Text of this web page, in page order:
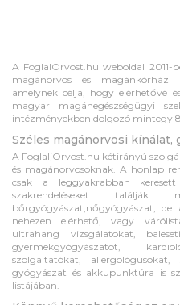
A FoglalOrvost.hu weboldal 2011-
magánorvos és magánkórházi
amelynek célja, hogy elérhetővé
magyar magánegészségügyi
intézményekben dolgozó mintegy
Széles magánorvosi kínálat,
A FoglaljOrvost.hu kétirányú
és magánorvosoknak. A honlap
csak a leggyakrabban
szakrendeléseket
bőrgyógyászat,nőgyógyászat, de
nehezen elérhető, vagy
ultrahang vizsgálatokat,
gyermekgyógyászatot,
szolgáltatókat,
gyógyászat és akkupunktúra is
listájában.